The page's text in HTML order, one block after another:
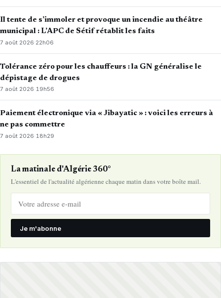
Il tente de s’immoler et provoque un incendie au théâtre
municipal : L’APC de Sétif rétablit les faits
7 août 2026·22h06
Tolérance zéro pour les chauffeurs : la GN généralise le
dépistage de drogues
7 août 2026·19h56
Paiement électronique via « Jibayatic » : voici les erreurs à
ne pas commettre
7 août 2026· 18h29
La matinale d'Algérie 360°
L'essentiel de l'actualité algérienne chaque matin dans votre boîte mail.
Je m'abonne